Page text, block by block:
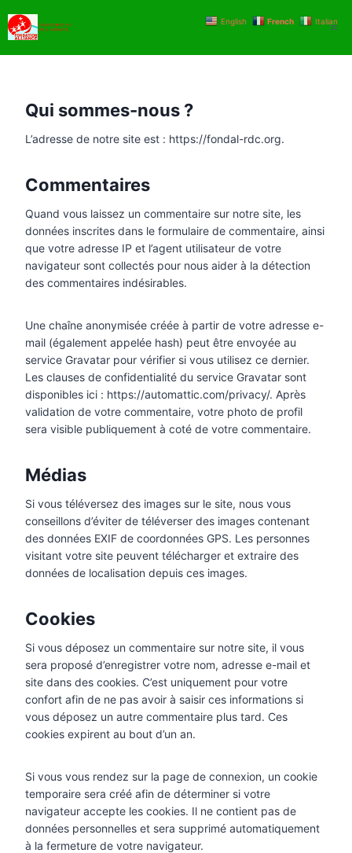
au
contenu
Qui sommes-nous ?
L’adresse de notre site est : https://fondal-rdc.org.
Commentaires
Quand vous laissez un commentaire sur notre site, les
données inscrites dans le formulaire de commentaire, ainsi
que votre adresse IP et l’agent utilisateur de votre
navigateur sont collectés pour nous aider à la détection
des commentaires indésirables.
Une chaîne anonymisée créée à partir de votre adresse e-
mail (également appelée hash) peut être envoyée au
service Gravatar pour vérifier si vous utilisez ce dernier.
Les clauses de confidentialité du service Gravatar sont
disponibles ici : https://automattic.com/privacy/. Après
validation de votre commentaire, votre photo de profil
sera visible publiquement à coté de votre commentaire.
Médias
Si vous téléversez des images sur le site, nous vous
conseillons d’éviter de téléverser des images contenant
des données EXIF de coordonnées GPS. Les personnes
visitant votre site peuvent télécharger et extraire des
données de localisation depuis ces images.
Cookies
Si vous déposez un commentaire sur notre site, il vous
sera proposé d’enregistrer votre nom, adresse e-mail et
site dans des cookies. C’est uniquement pour votre
confort afin de ne pas avoir à saisir ces informations si
vous déposez un autre commentaire plus tard. Ces
cookies expirent au bout d’un an.
Si vous vous rendez sur la page de connexion, un cookie
temporaire sera créé afin de déterminer si votre
navigateur accepte les cookies. Il ne contient pas de
données personnelles et sera supprimé automatiquement
à la fermeture de votre navigateur.
English French Italian